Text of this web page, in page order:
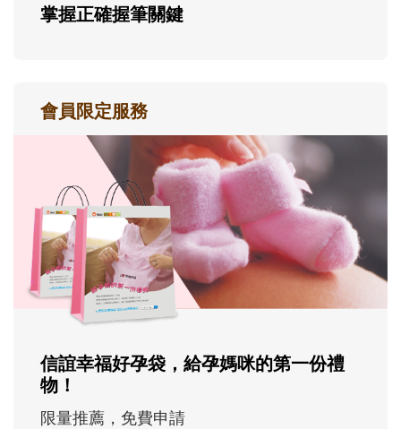
掌握正確握筆關鍵
會員限定服務
信誼幸福好孕袋，給孕媽咪的第一份禮
物！
限量推薦，免費申請